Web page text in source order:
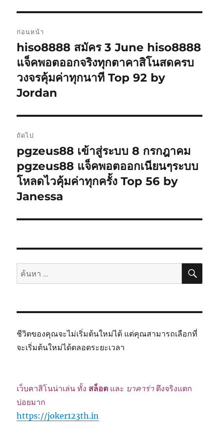
เรื่อง
ก่อนหน้า
เรื่อง
ก่อน
หน้า:
hiso8888 สมัคร 3 June hiso8888
แจ็คพอตออกจริงทุกตาคาสิโนสดครบ
วงจรคุ้มค่าทุกนาที Top 92 by
Jordan
ถัดไป
เรื่อง
ต่อ
ไป:
pgzeus88 เข้าสู่ระบบ 8 กรกฎาคม
pgzeus88 แจ็คพอตออกเนียนๆระบบ
โหลดไวคุ้มค่าทุกครั้ง Top 56 by
Janessa
ค้นหา: ค้น
ชีวิตของคุณจะไม่เริ่มต้นใหม่ได้ แต่คุณสามารถเลือกที่
จะเริ่มต้นใหม่ได้ตลอดระยะเวลา
เว็บคาสิโนน่าเล่น ทั้ง สล็อต และ บาคาร่า ตึงจริงแตก
บ่อยมาก
https://joker123th.in